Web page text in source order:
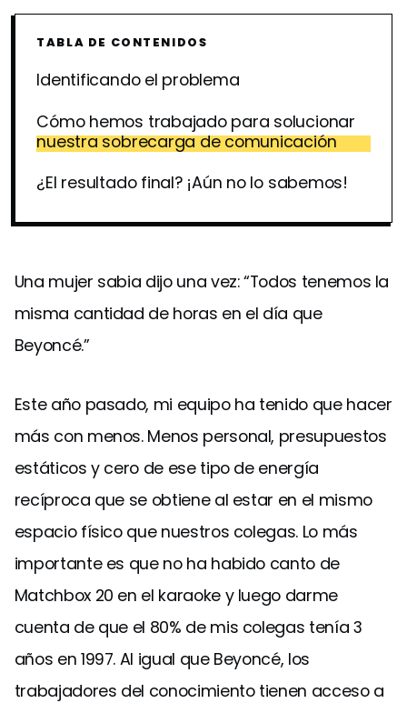
TABLA DE CONTENIDOS
Identificando el problema
Cómo hemos trabajado para solucionar
nuestra sobrecarga de comunicación
¿El resultado final? ¡Aún no lo sabemos!
Una mujer sabia dijo una vez: “Todos tenemos la
misma cantidad de horas en el día que
Beyoncé.”
Este año pasado, mi equipo ha tenido que hacer
más con menos. Menos personal, presupuestos
estáticos y cero de ese tipo de energía
recíproca que se obtiene al estar en el mismo
espacio físico que nuestros colegas. Lo más
importante es que no ha habido canto de
Matchbox 20 en el karaoke y luego darme
cuenta de que el 80% de mis colegas tenía 3
años en 1997. Al igual que Beyoncé, los
trabajadores del conocimiento tienen acceso a